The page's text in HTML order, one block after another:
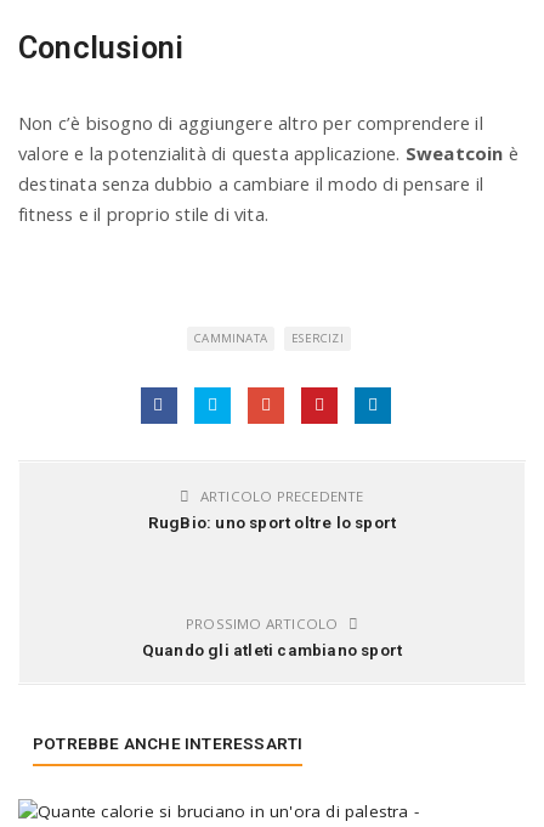
Conclusioni
Non c’è bisogno di aggiungere altro per comprendere il
valore e la potenzialità di questa applicazione. Sweatcoin è
destinata senza dubbio a cambiare il modo di pensare il
fitness e il proprio stile di vita.
CAMMINATA ESERCIZI
ARTICOLO PRECEDENTE
RugBio: uno sport oltre lo sport
PROSSIMO ARTICOLO
Quando gli atleti cambiano sport
POTREBBE ANCHE INTERESSARTI